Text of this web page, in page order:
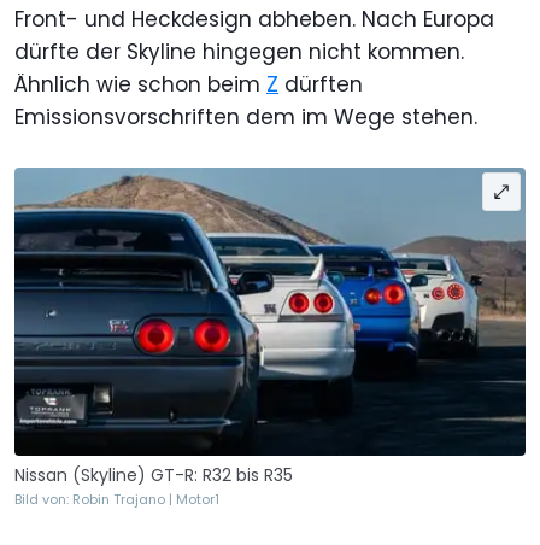
Front- und Heckdesign abheben. Nach Europa
dürfte der Skyline hingegen nicht kommen.
Ähnlich wie schon beim Z dürften
Emissionsvorschriften dem im Wege stehen.
Nissan (Skyline) GT-R: R32 bis R35
Bild von: Robin Trajano | Motor1